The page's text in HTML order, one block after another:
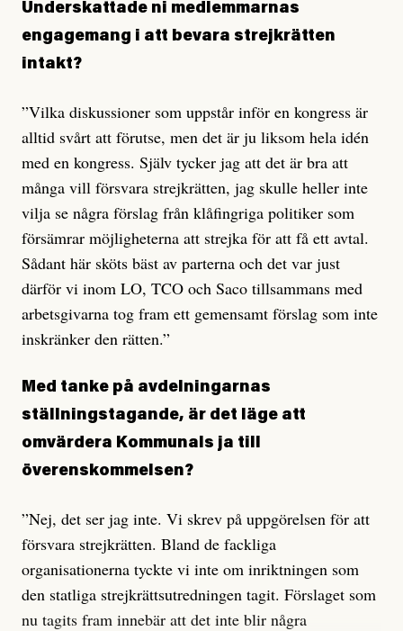
Underskattade ni medlemmarnas
engagemang i att bevara strejkrätten
intakt?
”Vilka diskussioner som uppstår inför en kongress är
alltid svårt att förutse, men det är ju liksom hela idén
med en kongress. Själv tycker jag att det är bra att
många vill försvara strejkrätten, jag skulle heller inte
vilja se några förslag från klåfingriga politiker som
försämrar möjligheterna att strejka för att få ett avtal.
Sådant här sköts bäst av parterna och det var just
därför vi inom LO, TCO och Saco tillsammans med
arbetsgivarna tog fram ett gemensamt förslag som inte
inskränker den rätten.”
Med tanke på avdelningarnas
ställningstagande, är det läge att
omvärdera Kommunals ja till
överenskommelsen?
”Nej, det ser jag inte. Vi skrev på uppgörelsen för att
försvara strejkrätten. Bland de fackliga
organisationerna tyckte vi inte om inriktningen som
den statliga strejkrättsutredningen tagit. Förslaget som
nu tagits fram innebär att det inte blir några